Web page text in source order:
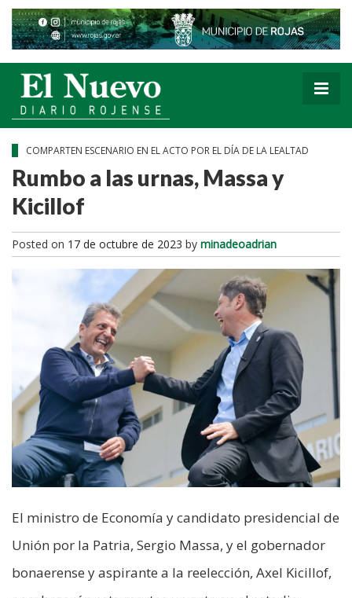
COMPARTEN ESCENARIO EN EL ACTO POR EL DÍA DE LA LEALTAD
Rumbo a las urnas, Massa y
Kicillof
Posted on 17 de octubre de 2023 by minadeoadrian
El ministro de Economía y candidato presidencial de
Unión por la Patria, Sergio Massa, y el gobernador
bonaerense y aspirante a la reelección, Axel Kicillof,